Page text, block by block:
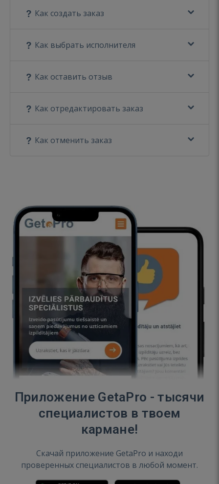
Как создать заказ
Как выбрать исполнителя
Как оставить отзыв
Как отредактировать заказ
Как отменить заказ
Приложение GetaPro - тысячи
специалистов в твоем
кармане!
Скачай приложение GetaPro и находи
проверенных специалистов в любой момент.